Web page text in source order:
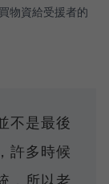
物資給受援者的
不是最後
許多時候
，所以老